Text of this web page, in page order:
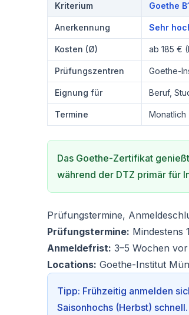
Kriterium Goethe
Anerkennung Sehr
Kosten (Ø) ab 185 €
Prüfungszentren Goethe-
Eignung für Beruf,
Termine Monatlich
Das Goethe-Zertifikat
während der DTZ primär für
Prüfungstermine,
Prüfungstermine: Mindestens
Anmeldefrist: 3–5 Wochen
Locations: Goethe-Institut
Tipp: Frühzeitig anmelden
Saisonhochs (Herbst) schnell.